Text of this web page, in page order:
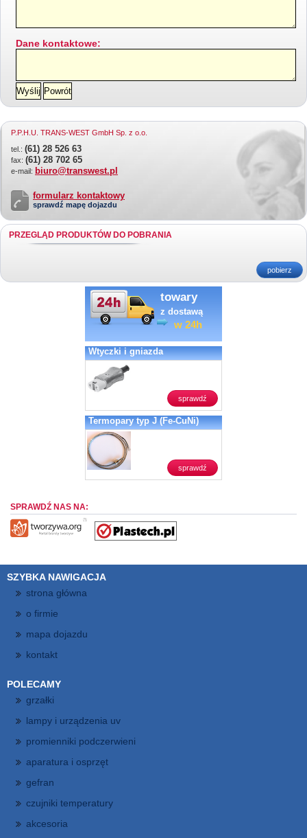
Dane kontaktowe:
P.P.H.U. TRANS-WEST GmbH Sp. z o.o.
tel.: (61) 28 526 63
fax: (61) 28 702 65
e-mail: biuro@transwest.pl
formularz kontaktowy
sprawdź mapę dojazdu
PRZEGLĄD PRODUKTÓW DO POBRANIA
pobierz
towary
z dostawą
w 24h
Wtyczki i gniazda
sprawdź
Termopary typ J (Fe-CuNi)
sprawdź
SPRAWDŹ NAS NA:
SZYBKA NAWIGACJA
strona główna
o firmie
mapa dojazdu
kontakt
POLECAMY
grzałki
lampy i urządzenia uv
promienniki podczerwieni
aparatura i osprzęt
gefran
czujniki temperatury
akcesoria